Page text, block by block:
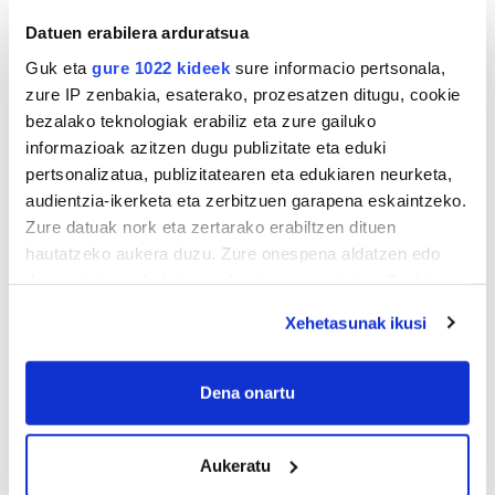
Datuen erabilera arduratsua
Guk eta gure 1022 kideek sure informacio pertsonala,
zure IP zenbakia, esaterako, prozesatzen ditugu, cookie
bezalako teknologiak erabiliz eta zure gailuko
informazioak azitzen dugu publizitate eta eduki
pertsonalizatua, publizitatearen eta edukiaren neurketa,
audientzia-ikerketa eta zerbitzuen garapena eskaintzeko.
Zure datuak nork eta zertarako erabiltzen dituen
hautatzeko aukera duzu. Zure onespena aldatzen edo
If you allow, we would also like to:
Collect information about your geographical
meters
Identify your device by actively scanning it for
Xehetasunak ikusi
Dena onartu
Aukeratu